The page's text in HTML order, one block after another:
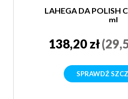
LAHEGA DA POLISH
ml
138,20 zł
SPRAWDŹ